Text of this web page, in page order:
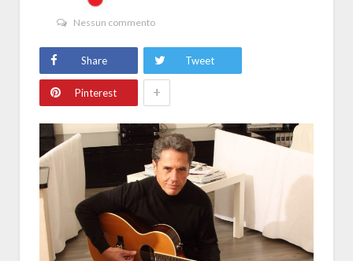
Nessun commento
Share Tweet
Pinterest +